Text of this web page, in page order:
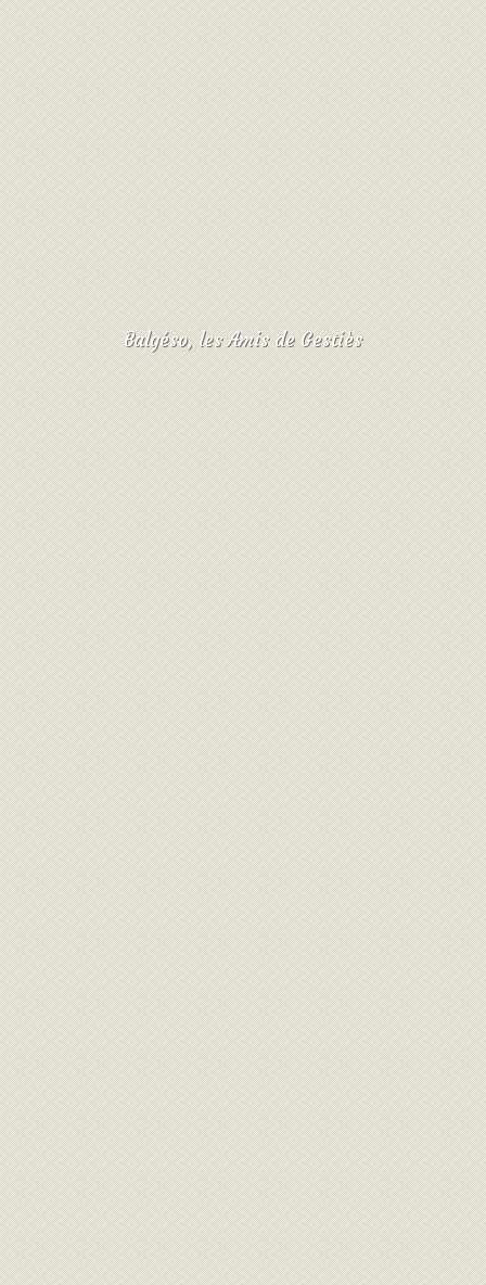
Balgéso, les Amis de Gestiès